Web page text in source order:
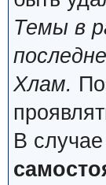
Темы в
Хлам.
В